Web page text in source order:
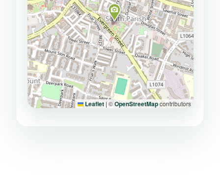
Leaflet | ©OpenStreetMapcontributors